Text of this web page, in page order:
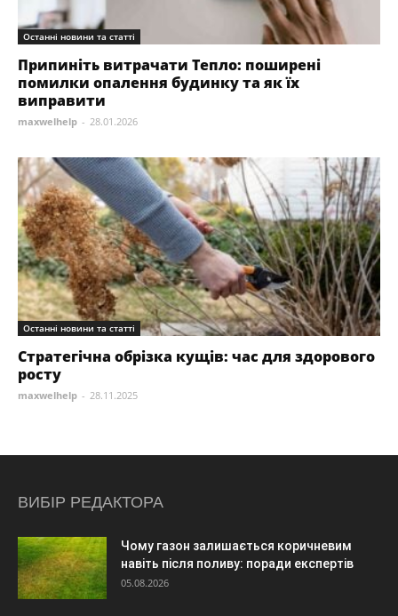
Останні новини та статті
Припиніть витрачати Тепло: поширені
помилки опалення будинку та як їх
виправити
maxwelhelp - 28.01.2026
Останні новини та статті
Стратегічна обрізка кущів: час для здорового
росту
maxwelhelp - 28.11.2025
ВИБІР РЕДАКТОРА
Чому газон залишається коричневим
навіть після поливу: поради експертів
05.08.2026